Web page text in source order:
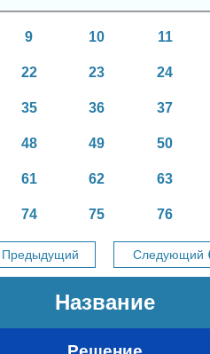
9 10 11
22 23 24
35 36 37
48 49 50
61 62 63
74 75 76
Предыдущий Следующий
Название